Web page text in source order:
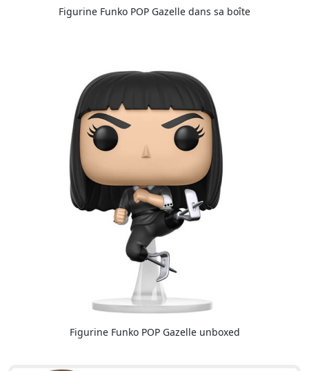
Figurine Funko POP Gazelle dans sa boîte
Figurine Funko POP Gazelle unboxed